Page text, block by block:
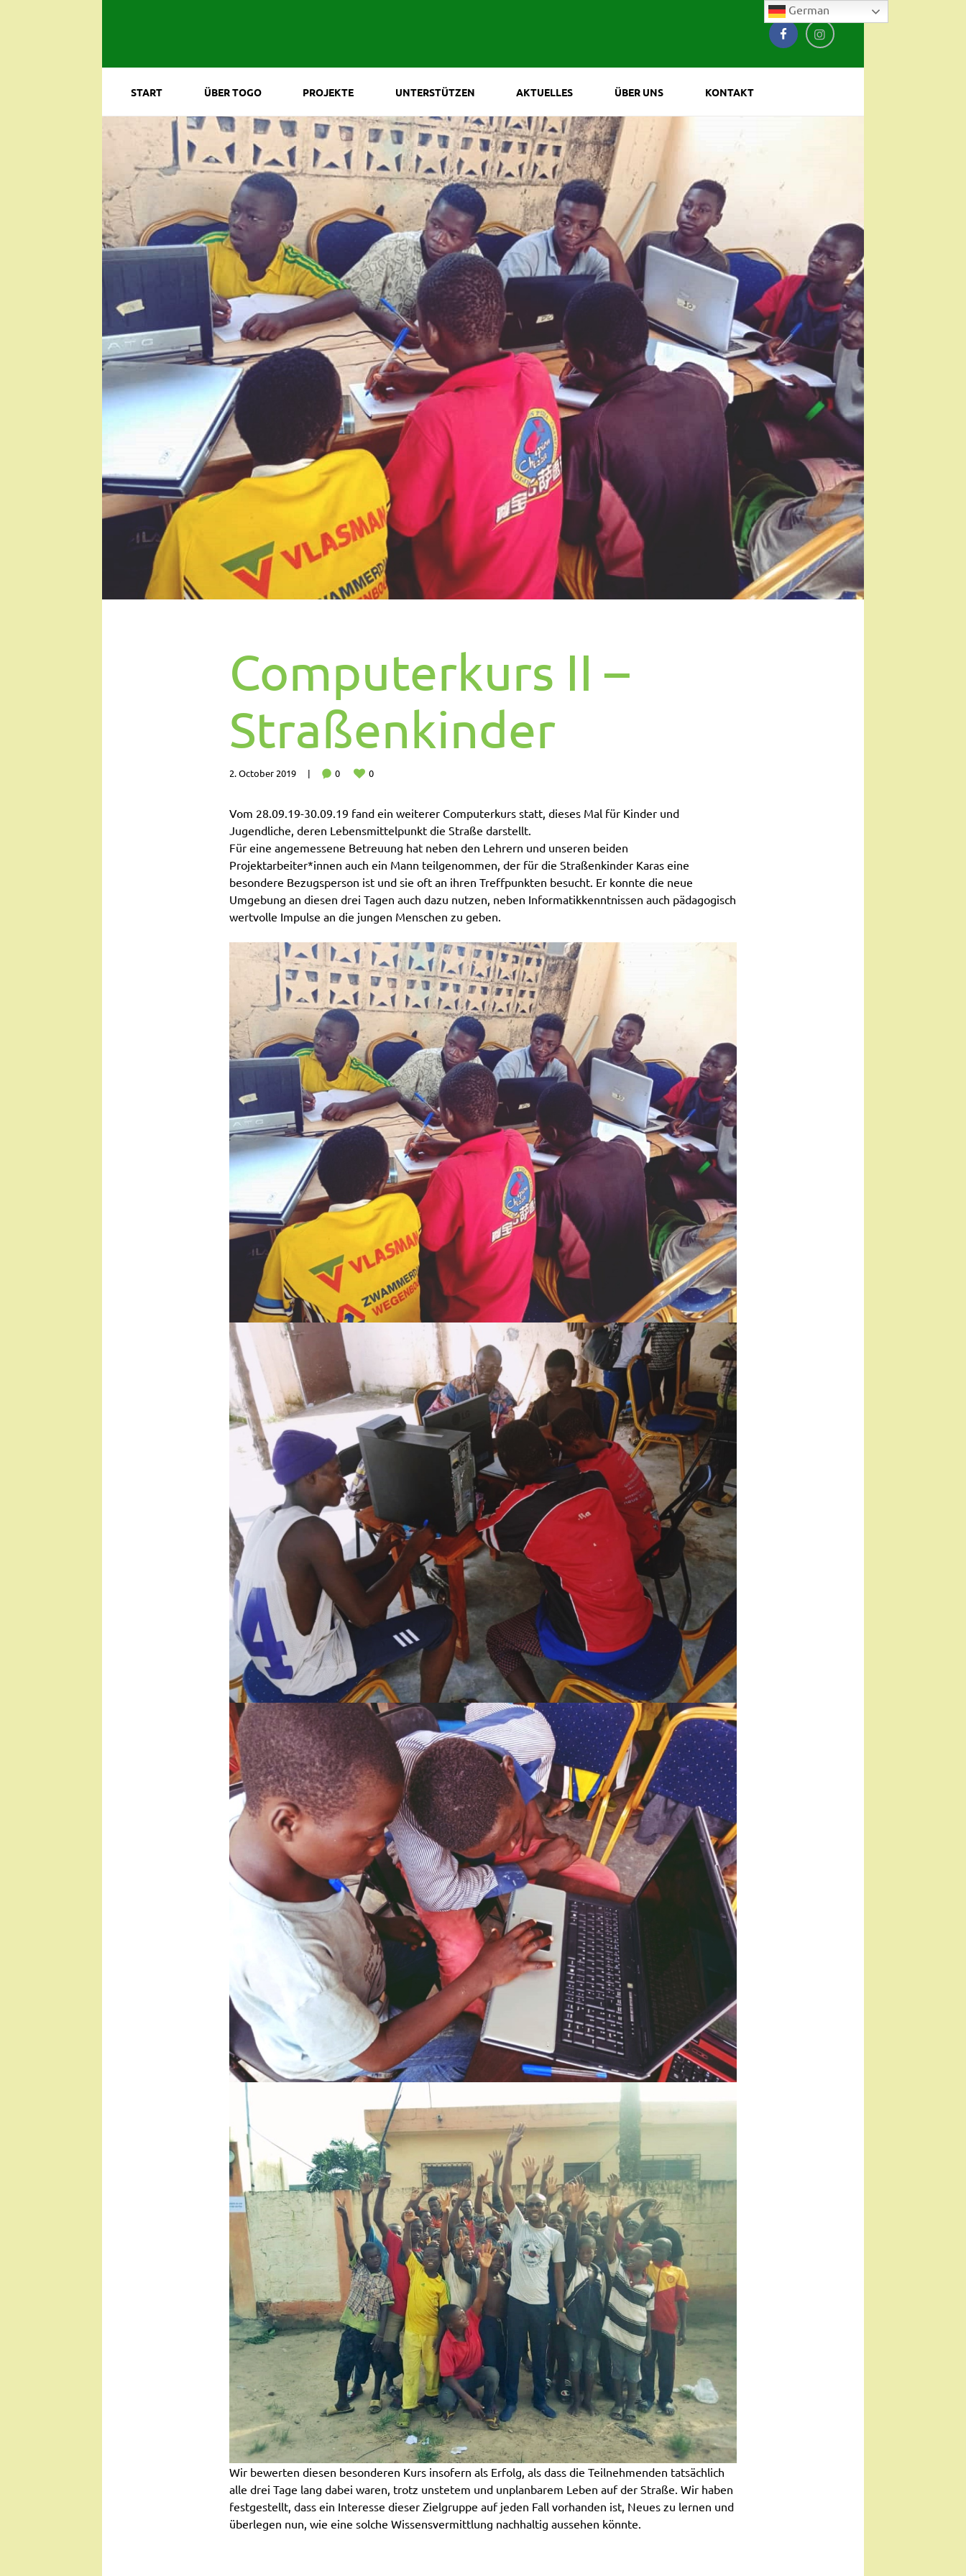
START ÜBER TOGO PROJEKTE UNTERSTÜTZEN AKTUELLES ÜBER UNS KONTAKT
Computerkurs II –
Straßenkinder
2. October 2019 0 0
Vom 28.09.19-30.09.19 fand ein weiterer Computerkurs statt, dieses Mal für Kinder und
Jugendliche, deren Lebensmittelpunkt die Straße darstellt.
Für eine angemessene Betreuung hat neben den Lehrern und unseren beiden
Projektarbeiter*innen auch ein Mann teilgenommen, der für die Straßenkinder Karas eine
besondere Bezugsperson ist und sie oft an ihren Treffpunkten besucht. Er konnte die neue
Umgebung an diesen drei Tagen auch dazu nutzen, neben Informatikkenntnissen auch pädagogisch
wertvolle Impulse an die jungen Menschen zu geben.
Wir bewerten diesen besonderen Kurs insofern als Erfolg, als dass die Teilnehmenden tatsächlich
alle drei Tage lang dabei waren, trotz unstetem und unplanbarem Leben auf der Straße. Wir haben
festgestellt, dass ein Interesse dieser Zielgruppe auf jeden Fall vorhanden ist, Neues zu lernen und
überlegen nun, wie eine solche Wissensvermittlung nachhaltig aussehen könnte.
German